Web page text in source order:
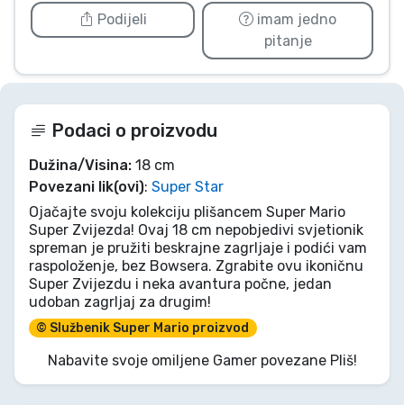
Podijeli
imam jedno
pitanje
Podaci o proizvodu
Dužina/Visina: 18 cm
Povezani lik(ovi): Super Star
Ojačajte svoju kolekciju plišancem Super Mario
Super Zvijezda! Ovaj 18 cm nepobjedivi svjetionik
spreman je pružiti beskrajne zagrljaje i podići vam
raspoloženje, bez Bowsera. Zgrabite ovu ikoničnu
Super Zvijezdu i neka avantura počne, jedan
udoban zagrljaj za drugim!
© Službenik Super Mario proizvod
Nabavite svoje omiljene Gamer povezane Pliš!